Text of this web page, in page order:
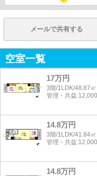
メールで共有する
空室一覧
17万円
3階/1LDK/48.87㎡
管理・共益
14.8万円
3階/1LDK/41.84㎡
管理・共益
14.8万円